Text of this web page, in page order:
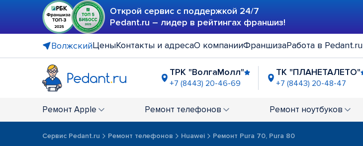
Открой сервис с поддержкой 24/7
Pedant.ru – лидер в рейтингах франшиз!
ВолжскийЦеныКонтакты и адресаО компанииФраншизаРабота в Pedant.ru
ТРК "ВолгаМолл"
+7 (8443) 20-46-69
ТК "ПЛАНЕТАЛЕТО"
+7 (8443) 20-48-47
Ремонт Apple Ремонт телефонов Ремонт ноутбуков
Сервис Pedant.ru Ремонт телефонов Huawei Ремонт Pura 70, Pura 80